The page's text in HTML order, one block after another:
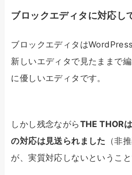
ブロックエディタに対応し
ブロックエディタは
新しいエディタで見たままで
に優しいエディタです。
しかし残念ながらTHE THOR
の対応は見送られました （非
が、実質対応しないということ